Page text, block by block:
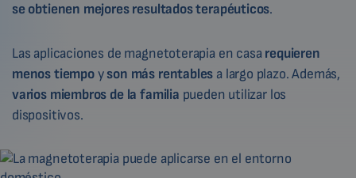
se obtienen mejores resultados terapéuticos.
Las aplicaciones de magnetoterapia en casarequieren
menos tiempoyson más rentables a largo plazo. Además,
varios miembros de la familia pueden utilizar los
dispositivos.